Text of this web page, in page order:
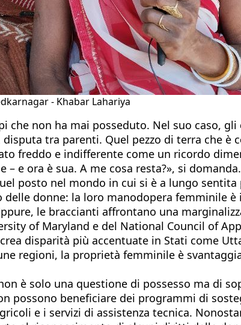
- Khabar Lahariya
che non ha mai posseduto. Nel suo caso,
tra parenti. Quel pezzo di terra che è
freddo e indifferente come un ricordo
e ora è sua. A me cosa resta?», si
posto nel mondo in cui si è a lungo
donne: la loro manodopera femminile
le braccianti affrontano una
of Maryland e del National Council of
disparità più accentuate in Stati come
regioni, la proprietà femminile è
è solo una questione di possesso ma di
beneficiare dei programmi di
e i servizi di assistenza tecnica.